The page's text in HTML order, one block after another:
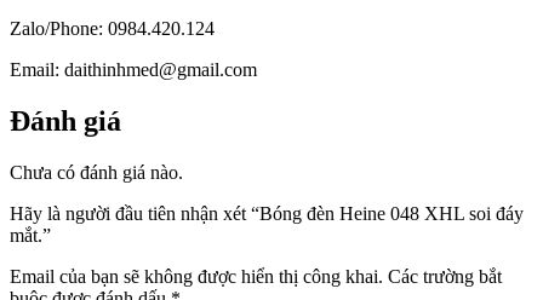
Zalo/Phone: 0984.420.124
Email: daithinhmed@gmail.com
Đánh giá
Chưa có đánh giá nào.
Hãy là người đầu tiên nhận xét “Bóng đèn Heine 048 XHL soi đáy
mắt.”
Email của bạn sẽ không được hiển thị công khai. Các trường bắt